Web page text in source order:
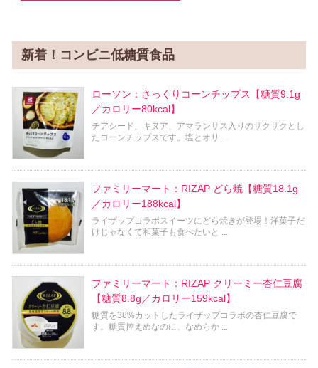
新着！コンビニ低糖質食品
ローソン：さっくりコーンチップス【糖質9.1g
／カロリー80kcal】
チアシード、キヌア、アマランサス入りのサクサクとし
たコーンチップスです。塩とオリ ...
ファミリーマート：RIZAP どら焼【糖質18.1g
／カロリー188kcal】
ライザップコラボスイーツにどら焼きが登場！洋菓子だ
けじゃなくて和菓子も食べたいと ...
ファミリーマート：RIZAP クリーミー杏仁豆腐
【糖質8.8g／カロリー159kcal】
糖質を38%カットしたライザップコラボの杏仁豆腐で
す。糖質控えめなのに、なめらか ...